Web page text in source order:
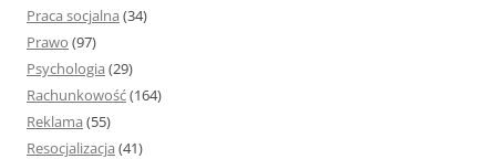
Praca socjalna (34)
Prawo (97)
Psychologia (29)
Rachunkowość(164)
Reklama (55)
Resocjalizacja (41)